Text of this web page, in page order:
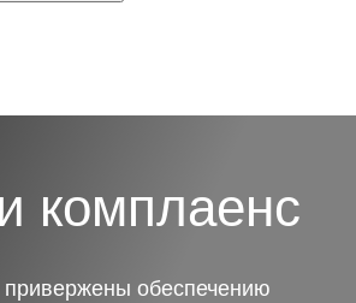
комплаенс
обеспечению